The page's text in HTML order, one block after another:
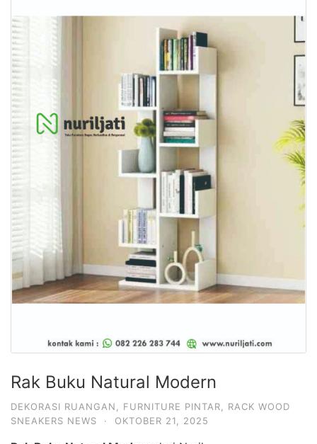
Rak Buku Natural Modern
DEKORASI RUANGAN FURNITURE PINTAR
RACK WOOD
SNEAKERS NEWS
· OKTOBER 21, 2025